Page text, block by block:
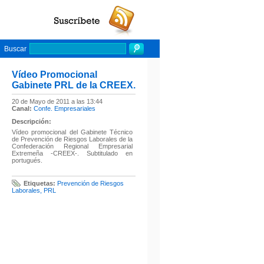
Buscar
Vídeo Promocional
Gabinete PRL de la CREEX.
20 de Mayo de 2011 a las 13:44
Canal: Confe. Empresariales
Descripción:
Vídeo promocional del Gabinete Técnico
de Prevención de Riesgos Laborales de la
Confederación Regional Empresarial
Extremeña -CREEX-. Subtitulado en
portugués.
Etiquetas: Prevención de Riesgos
Laborales PRL